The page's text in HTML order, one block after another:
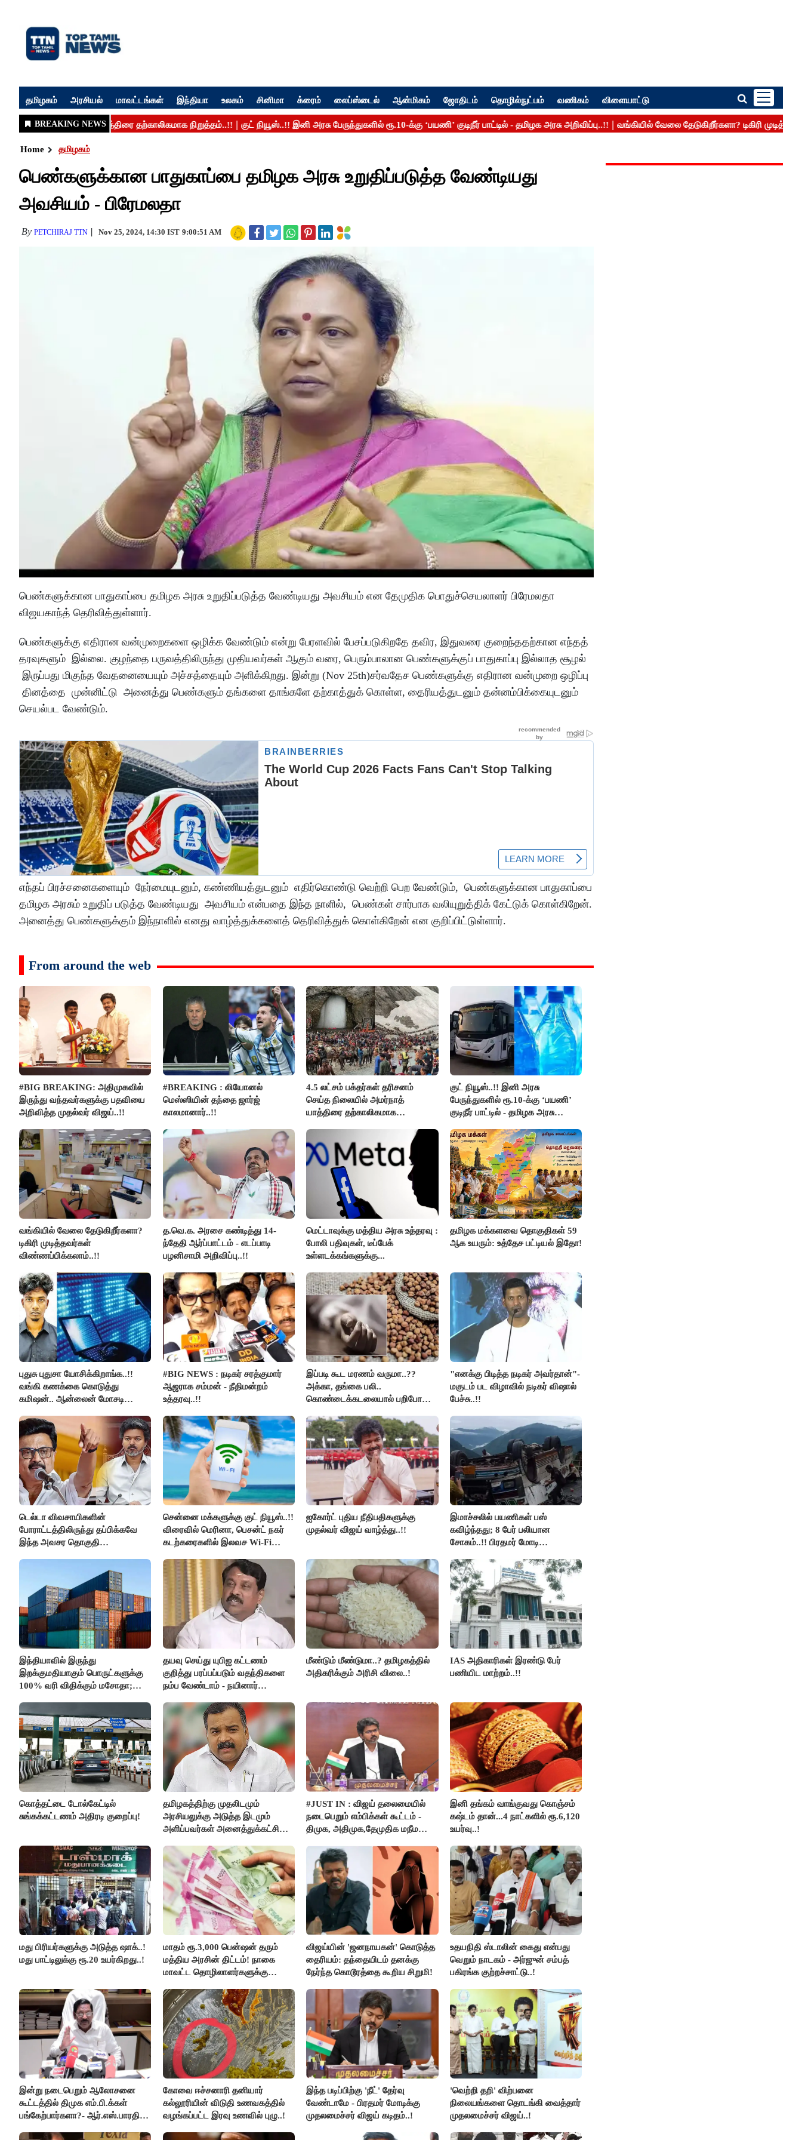
தமிழகம் அரசியல் மாவட்டங்கள் இந்தியா உலகம் சினிமா க்ரைம் லைப்ஸ்டைல் ஆன்மிகம் ஜோதிடம் தொழில்நுட்பம் வணிகம் விளையாட்டு
Home தமிழகம்
பெண்களுக்கான பாதுகாப்பை தமிழக அரசு உறுதிப்படுத்த வேண்டியது
அவசியம் - பிரேமலதா
By PETCHIRAJ TTN Nov 25, 2024, 14:30 IST 9:00:51 AM
பெண்களுக்கான பாதுகாப்பை தமிழக அரசு உறுதிப்படுத்த வேண்டியது அவசியம் என தேமுதிக பொதுச்செயலாளர் பிரேமலதா
விஜயகாந்த் தெரிவித்துள்ளார்.
பெண்களுக்கு எதிரான வன்முறைகளை ஒழிக்க வேண்டும் என்று பேரளவில் பேசப்படுகிறதே தவிர, இதுவரை குறைந்ததற்கான எந்தத்
தரவுகளும் இல்லை. குழந்தை பருவத்திலிருந்து முதியவர்கள் ஆகும் வரை, பெரும்பாலான பெண்களுக்குப் பாதுகாப்பு இல்லாத சூழல்
இருப்பது மிகுந்த வேதனையையும் அச்சத்தையும் அளிக்கிறது. இன்று (Nov 25th)சர்வதேச பெண்களுக்கு எதிரான வன்முறை ஒழிப்பு
தினத்தை முன்னிட்டு அனைத்து பெண்களும் தங்களை தாங்களே தற்காத்துக் கொள்ள, தைரியத்துடனும் தன்னம்பிக்கையுடனும்
செயல்பட வேண்டும்.
எந்தப் பிரச்சனைகளையும் நேர்மையுடனும், கண்ணியத்துடனும் எதிர்கொண்டு வெற்றி பெற வேண்டும், பெண்களுக்கான பாதுகாப்பை
தமிழக அரசும் உறுதிப் படுத்த வேண்டியது அவசியம் என்பதை இந்த நாளில், பெண்கள் சார்பாக வலியுறுத்திக் கேட்டுக் கொள்கிறேன்.
அனைத்து பெண்களுக்கும் இந்நாளில் எனது வாழ்த்துக்களைத் தெரிவித்துக் கொள்கிறேன் என குறிப்பிட்டுள்ளார்.
From around the web
#BIG BREAKING: அதிமுகவில்
இருந்து வந்தவர்களுக்கு பதவியை
அறிவித்த முதல்வர் விஜய்..!!
#BREAKING : லியோனல்
மெஸ்ஸியின் தந்தை ஜார்ஜ்
காலமானார்..!!
4.5 லட்சம் பக்தர்கள் தரிசனம்
செய்த நிலையில் அமர்நாத்
யாத்திரை தற்காலிகமாக
குட் நியூஸ்..!! இனி அரசு
பேருந்துகளில் ரூ.10-க்கு ‘பயணி’
குடிநீர் பாட்டில் - தமிழக அரசு
வங்கியில் வேலை தேடுகிறீர்களா?
டிகிரி முடித்தவர்கள்
விண்ணப்பிக்கலாம்..!!
த.வெ.க. அரசை கண்டித்து 14-
ந்தேதி ஆர்ப்பாட்டம் - எடப்பாடி
பழனிசாமி அறிவிப்பு..!!
மெட்டாவுக்கு மத்திய அரசு உத்தரவு :
போலி பதிவுகள், டீப்பேக்
உள்ளடக்கங்களுக்கு...
தமிழக மக்களவை தொகுதிகள் 59
ஆக உயரும்: உத்தேச பட்டியல் இதோ!
புதுசு புதுசா யோசிக்கிறாங்க..!!
வங்கி கணக்கை கொடுத்து
கமிஷன்.. ஆன்லைன் மோசடி
கைது..!!
#BIG NEWS : நடிகர் சரத்குமார்
ஆஜராக சம்மன் - நீதிமன்றம்
உத்தரவு..!!
இப்படி கூட மரணம் வருமா..??
அக்கா, தங்கை பலி..
கொண்டைக்கடலையால் பறிபோன
"எனக்கு பிடித்த நடிகர் அவர்தான்"-
மகுடம் பட விழாவில் நடிகர் விஷால்
பேச்சு..!!
டெல்டா விவசாயிகளின்
போராட்டத்திலிருந்து தப்பிக்கவே
இந்த அவசர தொகுதி
சென்னை மக்களுக்கு குட் நியூஸ்..!!
விரைவில் மெரினா, பெசன்ட் நகர்
கடற்கரைகளில் இலவச Wi-Fi
ஐகோர்ட் புதிய நீதிபதிகளுக்கு
முதல்வர் விஜய் வாழ்த்து..!!
இமாச்சலில் பயணிகள் பஸ்
கவிழ்ந்தது; 8 பேர் பலியான
சோகம்..!! பிரதமர் மோடி
இந்தியாவில் இருந்து
இறக்குமதியாகும் பொருட்களுக்கு
100% வரி விதிக்கும் மசோதா;
தயவு செய்து யுபிஐ கட்டணம்
குறித்து பரப்பப்படும் வதந்திகளை
நம்ப வேண்டாம் - நயினார்
மீண்டும் மீண்டுமா..? தமிழகத்தில்
அதிகரிக்கும் அரிசி விலை..!
IAS அதிகாரிகள் இரண்டு பேர்
பணியிட மாற்றம்..!!
கொத்தட்டை டோல்கேட்டில்
சுங்கக்கட்டணம் அதிரடி குறைப்பு!
தமிழகத்திற்கு முதலிடமும்
அரசியலுக்கு அடுத்த இடமும்
அளிப்பவர்கள் அனைத்துக்கட்சி
- மாணிக்கம் தாகூர்..!!
#JUST IN : விஜய் தலைமையில்
நடைபெறும் எம்பிக்கள் கூட்டம் -
திமுக, அதிமுக,தேமுதிக மநீம
இனி தங்கம் வாங்குவது கொஞ்சம்
கஷ்டம் தான்...4 நாட்களில் ரூ.6,120
உயர்வு..!
மது பிரியர்களுக்கு அடுத்த ஷாக்..!
மது பாட்டிலுக்கு ரூ.20 உயர்கிறது..!
மாதம் ரூ.3,000 பென்ஷன் தரும்
மத்திய அரசின் திட்டம்! நாகை
மாவட்ட தொழிலாளர்களுக்கு
செய்தி!
விஜய்யின் 'ஜனநாயகன்' கொடுத்த
தைரியம்: தந்தையிடம் தனக்கு
நேர்ந்த கொடூரத்தை கூறிய சிறுமி!
உதயநிதி ஸ்டாலின் கைது என்பது
வெறும் நாடகம் - அர்ஜுன் சம்பத்
பகிரங்க குற்றச்சாட்டு..!
இன்று நடைபெறும் ஆலோசனை
கூட்டத்தில் திமுக எம்.பி.க்கள்
பங்கேற்பார்களா?- ஆர்.எஸ்.பாரதி
கோவை ஈச்சனாரி தனியார்
கல்லூரியின் விடுதி உணவகத்தில்
வழங்கப்பட்ட இரவு உணவில் புழு..!
இந்த படிப்பிற்கு 'நீட்' தேர்வு
வேண்டாமே - பிரதமர் மோடிக்கு
முதலமைச்சர் விஜய் கடிதம்..!
'வெற்றி தறி' விற்பனை
நிலையங்களை தொடங்கி வைத்தார்
முதலமைச்சர் விஜய்..!